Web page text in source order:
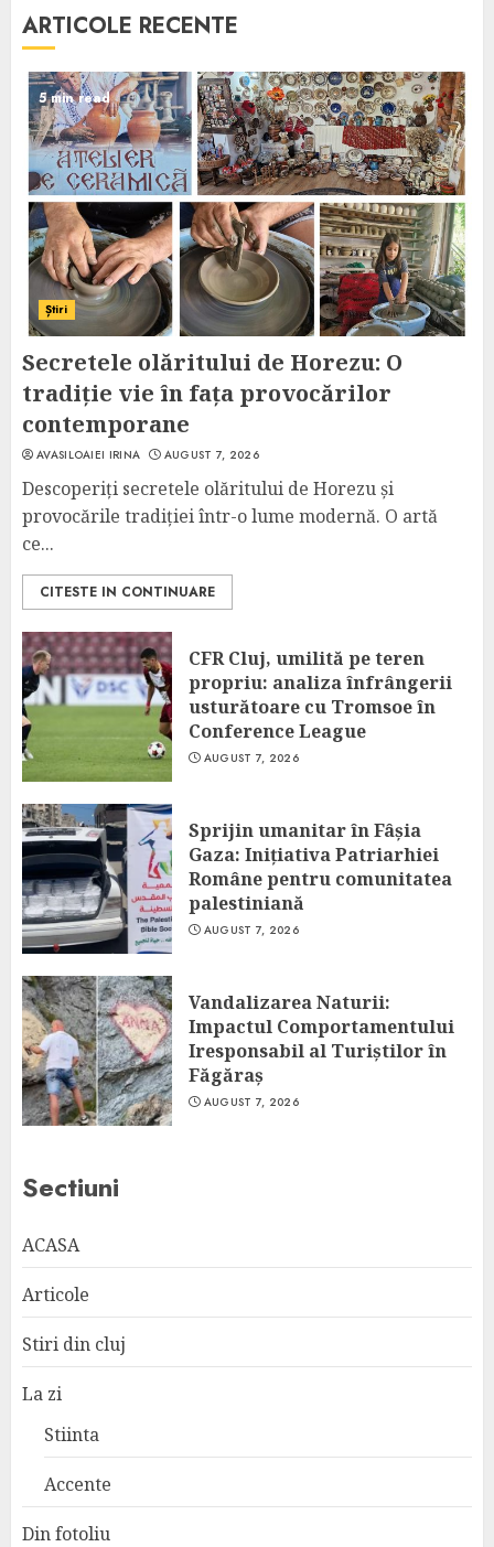
ARTICOLE RECENTE
5 min read
Știri
Secretele olăritului de Horezu: O
tradiție vie în fața provocărilor
contemporane
AVASILOAIEI IRINA AUGUST 7, 2026
Descoperiți secretele olăritului de Horezu și
provocările tradiției într-o lume modernă. O artă
ce...
CITESTE IN CONTINUARE
CFR Cluj, umilită pe teren
propriu: analiza înfrângerii
usturătoare cu Tromsoe în
Conference League
AUGUST 7, 2026
Sprijin umanitar în Fâșia
Gaza: Inițiativa Patriarhiei
Române pentru comunitatea
palestiniană
AUGUST 7, 2026
Vandalizarea Naturii:
Impactul Comportamentului
Iresponsabil al Turiștilor în
Făgăraș
AUGUST 7, 2026
Sectiuni
ACASA
Articole
Stiri din cluj
La zi
Stiinta
Accente
Din fotoliu